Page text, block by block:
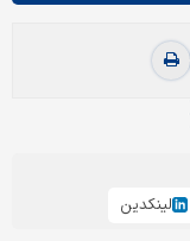
لینکدین